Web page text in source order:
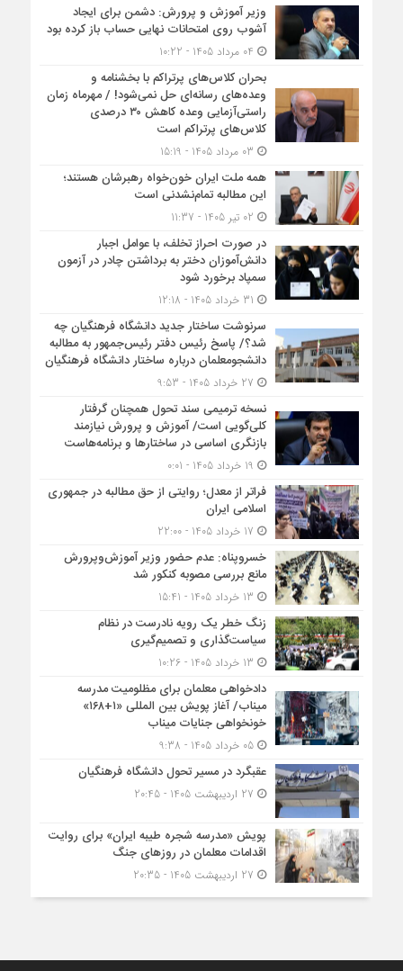
وزیر آموزش و پرورش: دشمن برای ایجاد
آشوب روی امتحانات نهایی حساب باز کرده بود
بحران کلاس‌های پرتراکم با بخشنامه و
وعده‌های رسانه‌ای حل نمی‌شود! / مهرماه زمان
راستی‌آزمایی وعده کاهش ۳۰ درصدی
کلاس‌های پرتراکم است
همه ملت ایران خون‌خواه رهبرشان هستند؛
این مطالبه تمام‌نشدنی است
در صورت احراز تخلف، با عوامل اجبار
دانش‌آموزان دختر به برداشتن چادر در آزمون
سمپاد برخورد شود
سرنوشت ساختار جدید دانشگاه فرهنگیان چه
شد؟/ پاسخ رئیس دفتر رئیس‌جمهور به مطالبه
دانشجومعلمان درباره ساختار دانشگاه فرهنگیان
نسخه ترمیمی سند تحول همچنان گرفتار
کلی‌گویی است/ آموزش و پرورش نیازمند
بازنگری اساسی در ساختارها و برنامه‌هاست
فراتر از معدل؛ روایتی از حق مطالبه در جمهوری
اسلامی ایران
خسروپناه: عدم حضور وزیر آموزش‌وپرورش
مانع بررسی مصوبه کنکور شد
زنگ خطر یک رویه نادرست در نظام
سیاست‌گذاری و تصمیم‌گیری
دادخواهی معلمان برای مظلومیت مدرسه
میناب/ آغاز پویش بین المللی «۱+۱۶۸»
خونخواهی جنایات میناب
05 خرداد 1405 - 9:38
عقبگرد در مسیر تحول دانشگاه فرهنگیان
پویش «مدرسه شجره طیبه ایران» برای روایت
اقدامات معلمان در روزهای جنگ